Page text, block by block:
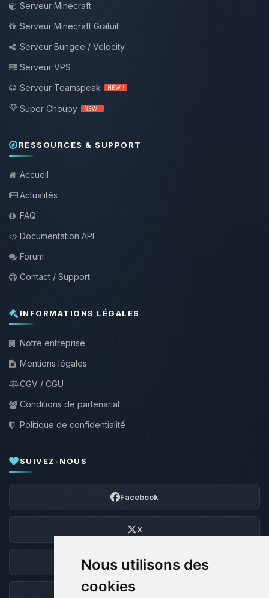
Nous utilisons des
cookies
Serveur Minecraft
Serveur Minecraft Gratuit
Serveur Bungee / Velocity
Serveur VPS
Serveur Teamspeak
NEW !
Super Choupy NEW !
RESSOURCES & SUPPORT
Accueil
Actualités
FAQ
Documentation API
Forum
Contact / Support
INFORMATIONS LÉGALES
Notre entreprise
Mentions légales
CGV / CGU
Conditions de partenariat
Politique de confidentialité
SUIVEZ-NOUS
Facebook
X
Discord
Forum